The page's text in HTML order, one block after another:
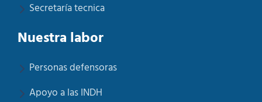
Secretaría tecnica
Nuestra labor
Personas defensoras
Apoyo a las INDH